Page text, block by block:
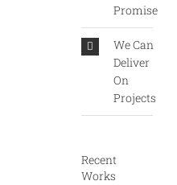
Promise
We Can
Deliver
On
Projects
Recent
Works